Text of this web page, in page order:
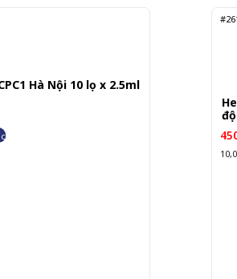
Hà Nội 10 lọ x 2.5ml